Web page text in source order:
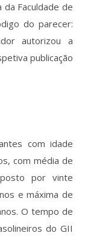
Faculdade de
do parecer:
autorizou a
publicação
com idade
com média de
por vinte
e máxima de
O tempo de
do GII